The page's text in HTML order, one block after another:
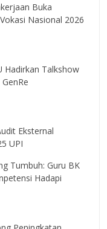
Buka
Nasional 2026
Hadirkan Talkshow
Eksternal
UPI
Tumbuh: Guru BK
Hadapi